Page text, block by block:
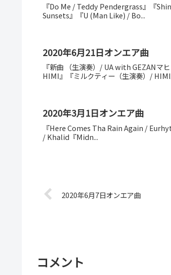
『Do Me / Teddy Pendergrass』『
Sunsets』『U (Man Like) / Bo...
2020年6月21日オンエア曲
『新曲 （生演奏）/ UA with GEZANマ
HIMI』『ミルクティー（生演奏）/
2020年3月1日オンエア曲
『Here Comes Tha Rain Again /
/ Khalid『Midn...
2020年6月7日オンエア曲
コメント